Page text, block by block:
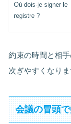
Où dois-je signer le
registre ?
約束の時間と相
次ぎやすくなりま
会議の冒頭